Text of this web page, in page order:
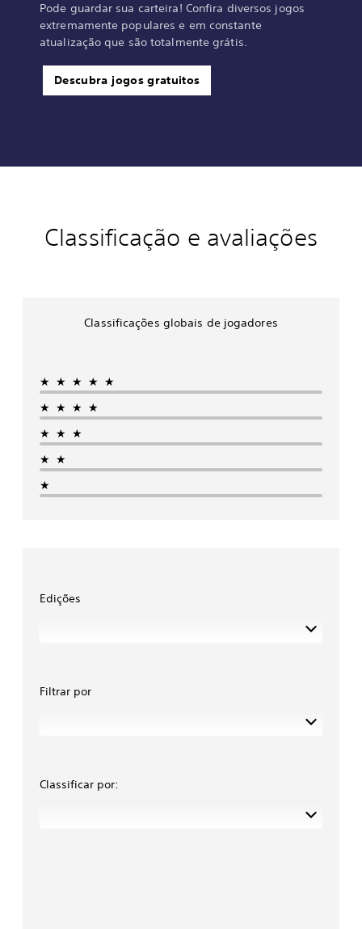
Pode guardar sua carteira! Confira diversos jogos
extremamente populares e em constante
atualização que são totalmente grátis.
Descubra jogos gratuitos
Classificação e avaliações
Classificações globais de jogadores
★★★★★
★★★★
★★★
★★
★
Edições
Filtrar por
Classificar por: